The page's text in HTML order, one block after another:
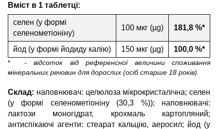
Вміст в 1 таблетці:
селен (у формі
селенометіоніну)
100 мкг (µg) 181,8 %*
йод (у формі йодиду калiю) 150 мкг (µg) 100,0 %*
* - відсоток від референсної величини споживання
мінеральних речовин для дорослих (осіб старше 18 років).
Склад: наповнювач: целюлоза мікрокристалічна; селен
(у формі селенометіоніну (30,3 %)); наповнювачі:
лактози моногідрат, крохмаль картопляний;
антиспікаючі агенти: стеарат кальцію, аеросил; йод (у